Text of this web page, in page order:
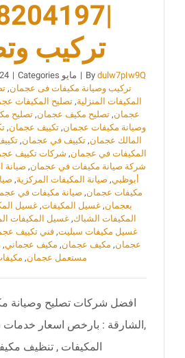
تركيب
By dulw7pIw9Q
| مايو 23rd, 2024 | Categories:
تركيب وصيانة مكيفات فى عجمان,
المكيفات المنزلية, تصليح المكيفات
عجمان,تصليح مكيف عجمان,تصليح
وصيانة مكيفات عجمان, تكييف عجمان,
المالك عجمان, تكييف في عجمان,
المكيفات في عجمان, شركات تكييف
شركة صيانة مكيفات في عجمان, صيانة
أبوظبي, صيانة المكيفات المركزية,
مكيفات عجمان, صيانة مكيفات في
بعجمان,غسيل المكيفات,غسيل
المكيفات الشباك, غسيل المكيفات
غسيل مكيفات سبليت,فني تكييف
عجمان, مكيف عجمان, مكيف عجماني,
مستعمل عجمان,
افضل شركات تصليح وصيانة
,الشارقة : بارخص اسعار
المكيفات , تنظيف